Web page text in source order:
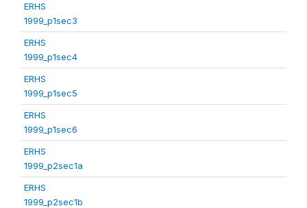
ERHS
1999_p1sec3
ERHS
1999_p1sec4
ERHS
1999_p1sec5
ERHS
1999_p1sec6
ERHS
1999_p2sec1a
ERHS
1999_p2sec1b